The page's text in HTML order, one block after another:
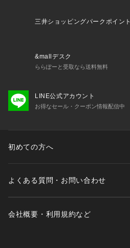
三井ショッピングパークポイント
&mallデスク
ららぽーと受取なら送料無料
LINE公式アカウント
お得なセール・クーポン情報配信中
初めての方へ
よくある質問・お問い合わせ
会社概要・利用規約など